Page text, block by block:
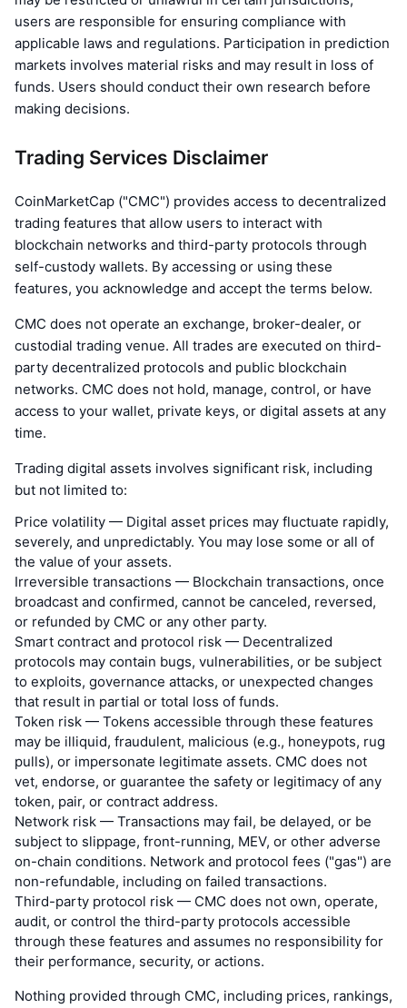
users are responsible for ensuring compliance with
applicable laws and regulations. Participation in prediction
markets involves material risks and may result in loss of
funds. Users should conduct their own research before
making decisions.
Trading Services Disclaimer
CoinMarketCap ("CMC") provides access to decentralized
trading features that allow users to interact with
blockchain networks and third-party protocols through
self-custody wallets. By accessing or using these
features, you acknowledge and accept the terms below.
CMC does not operate an exchange, broker-dealer, or
custodial trading venue. All trades are executed on third-
party decentralized protocols and public blockchain
networks. CMC does not hold, manage, control, or have
access to your wallet, private keys, or digital assets at any
time.
Trading digital assets involves significant risk, including
but not limited to:
Price volatility — Digital asset prices may fluctuate rapidly,
severely, and unpredictably. You may lose some or all of
the value of your assets.
Irreversible transactions — Blockchain transactions, once
broadcast and confirmed, cannot be canceled, reversed,
or refunded by CMC or any other party.
Smart contract and protocol risk — Decentralized
protocols may contain bugs, vulnerabilities, or be subject
to exploits, governance attacks, or unexpected changes
that result in partial or total loss of funds.
Token risk — Tokens accessible through these features
may be illiquid, fraudulent, malicious (e.g., honeypots, rug
pulls), or impersonate legitimate assets. CMC does not
vet, endorse, or guarantee the safety or legitimacy of any
token, pair, or contract address.
Network risk — Transactions may fail, be delayed, or be
subject to slippage, front-running, MEV, or other adverse
on-chain conditions. Network and protocol fees ("gas") are
non-refundable, including on failed transactions.
Third-party protocol risk — CMC does not own, operate,
audit, or control the third-party protocols accessible
through these features and assumes no responsibility for
their performance, security, or actions.
Nothing provided through CMC, including prices, rankings,